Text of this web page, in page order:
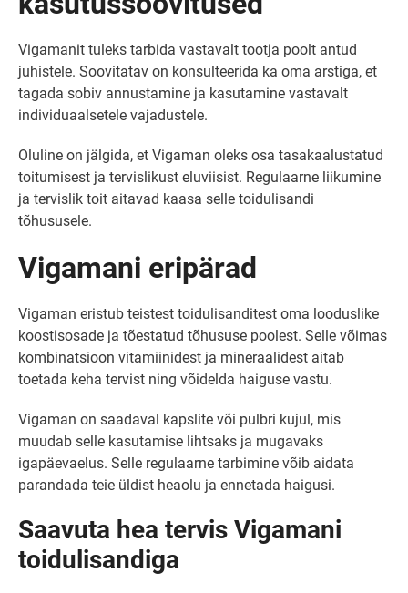
Vigamanit tuleks tarbida vastavalt tootja poolt antud
juhistele. Soovitatav on konsulteerida ka oma arstiga, et
tagada sobiv annustamine ja kasutamine vastavalt
individuaalsetele vajadustele.
Oluline on jälgida, et Vigaman oleks osa tasakaalustatud
toitumisest ja tervislikust eluviisist. Regulaarne liikumine
ja tervislik toit aitavad kaasa selle toidulisandi
tõhususele.
Vigamani eripärad
Vigaman eristub teistest toidulisanditest oma looduslike
koostisosade ja tõestatud tõhususe poolest. Selle võimas
kombinatsioon vitamiinidest ja mineraalidest aitab
toetada keha tervist ning võidelda haiguse vastu.
Vigaman on saadaval kapslite või pulbri kujul, mis
muudab selle kasutamise lihtsaks ja mugavaks
igapäevaelus. Selle regulaarne tarbimine võib aidata
parandada teie üldist heaolu ja ennetada haigusi.
Saavuta hea tervis Vigamani
toidulisandiga